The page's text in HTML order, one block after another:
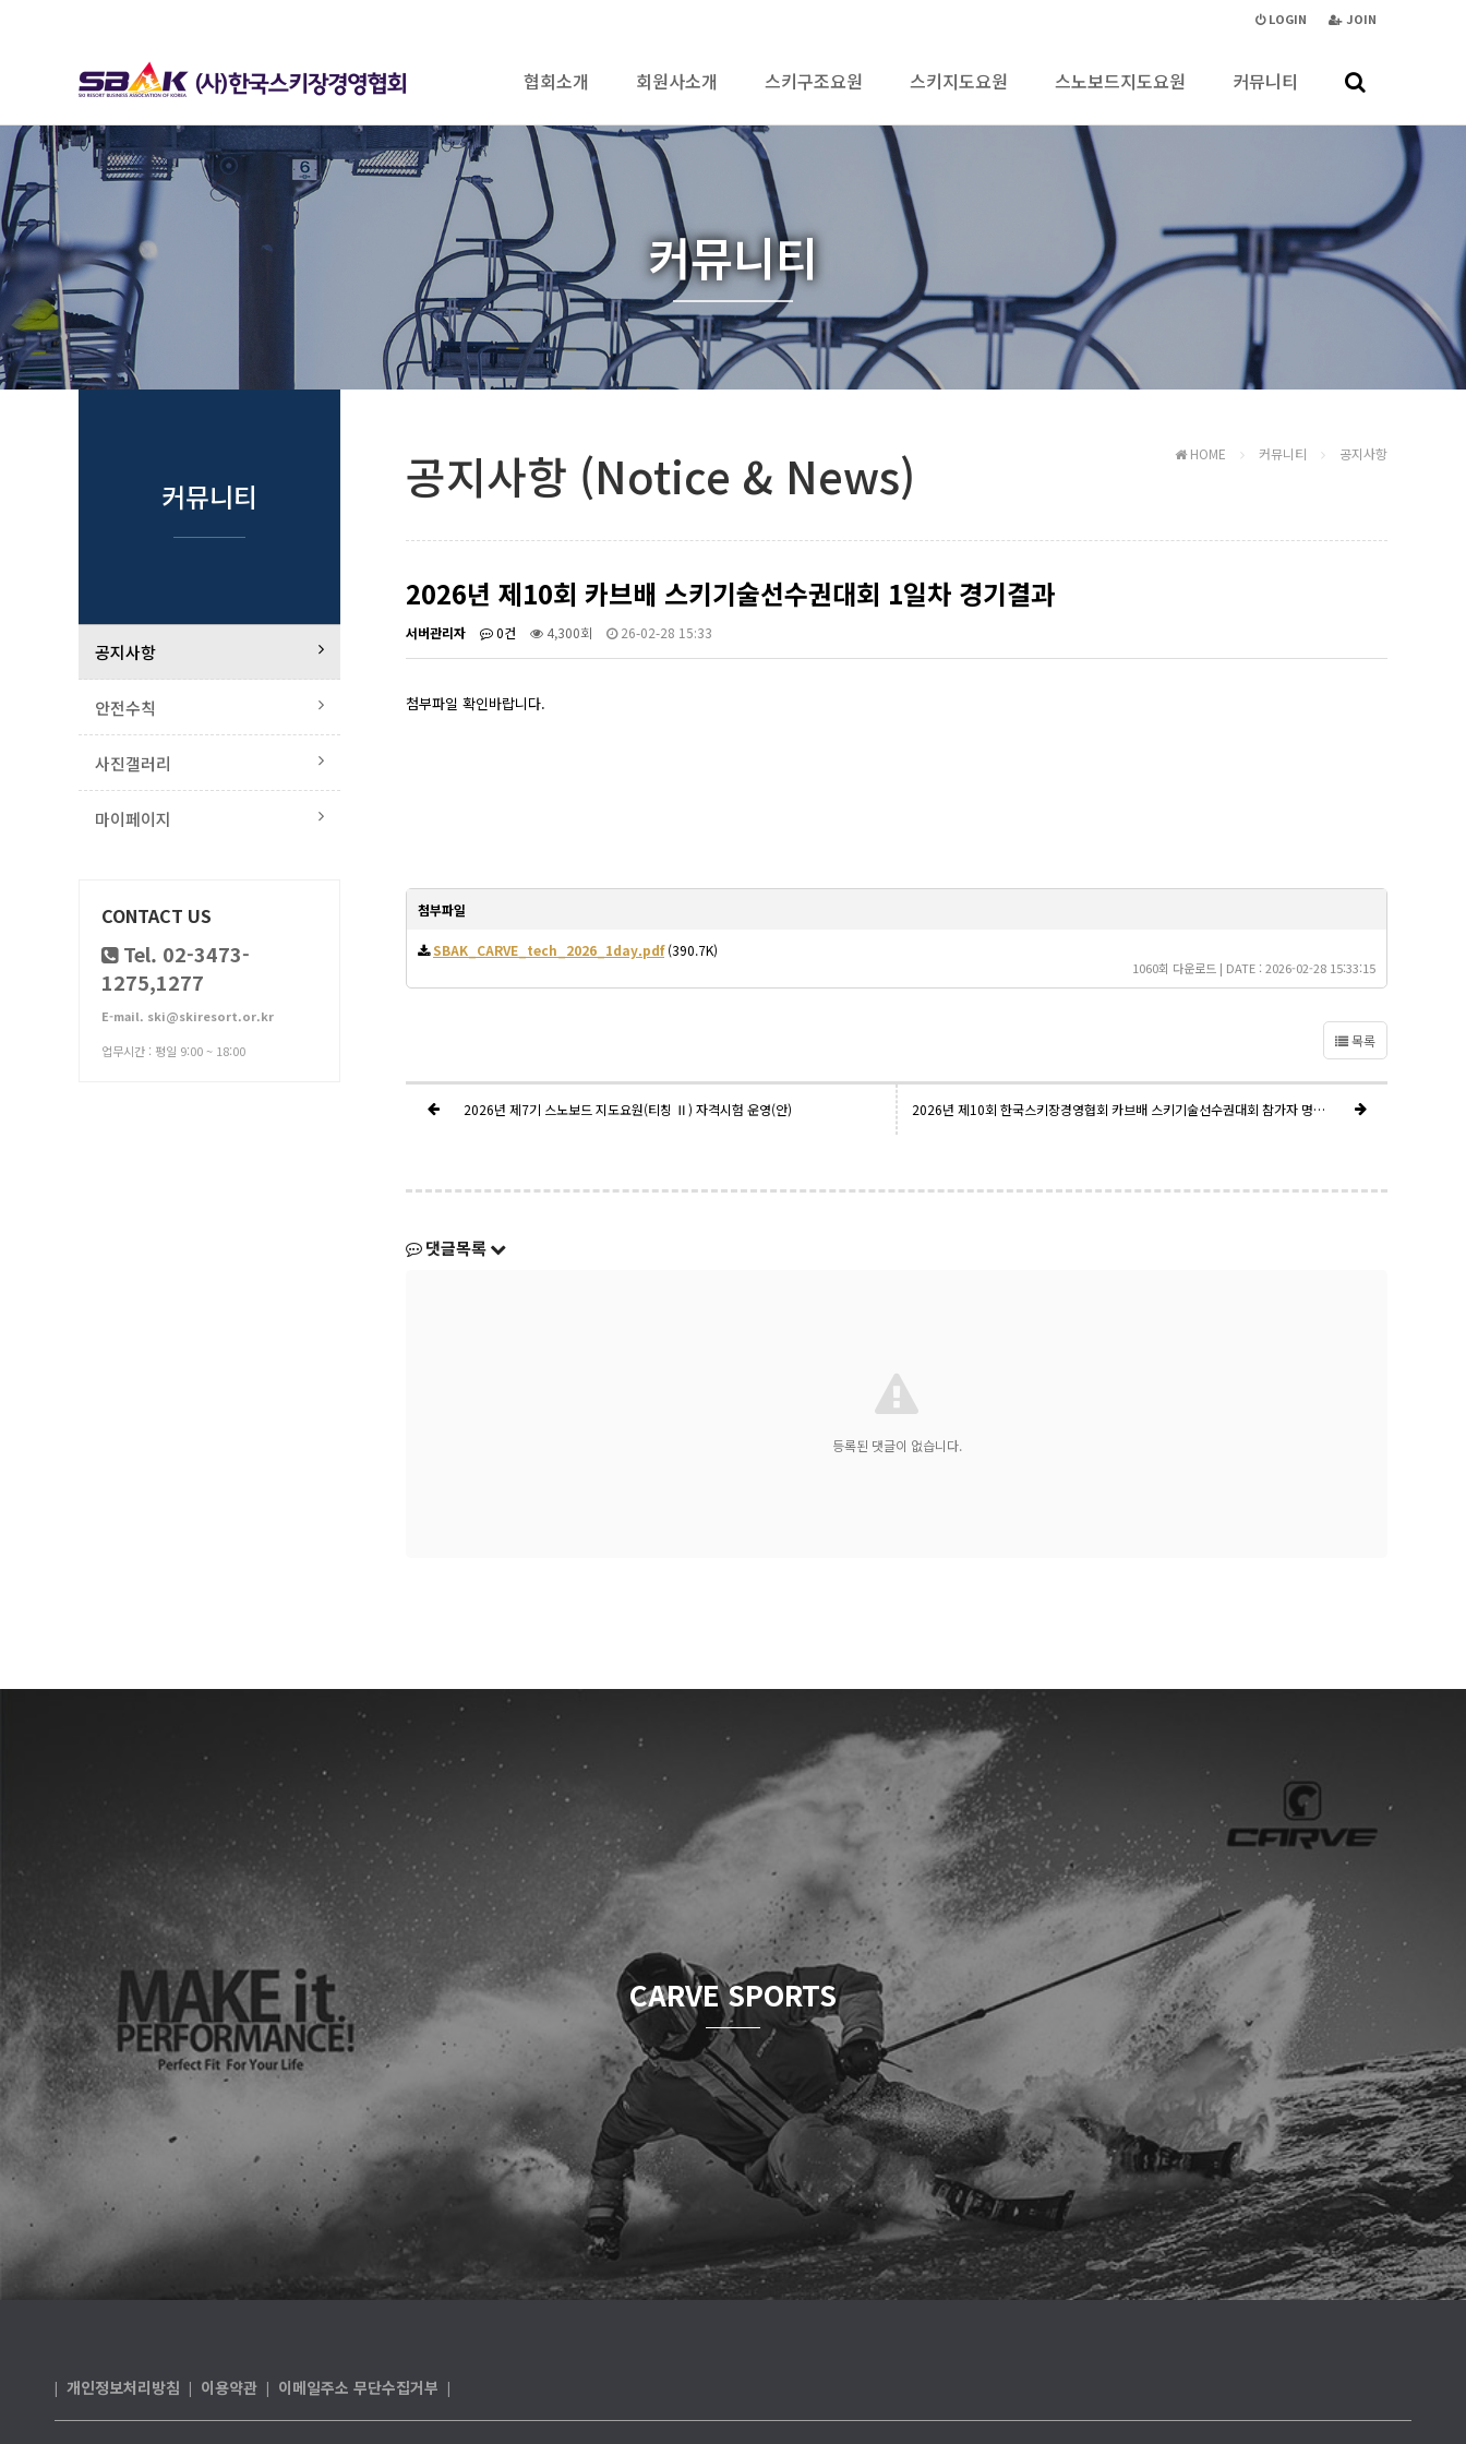
JOIN
LOGIN
협회소개 회원사소개 스키구조요원 스키지도요원 스노보드지도요원
하위분류
커뮤니티
하위분류
커뮤니티
공지사항 (Notice & News) HOME 커뮤니티 공지사항
2026년 제10회 카브배 스키기술선수권대회 1일차 경기결과
서버관리자 0건 4,300회 26-02-28 15:33
첨부파일 확인바랍니다.
첨부파일
SBAK_CARVE_tech_2026_1day.pdf(390.7K)
1060회 다운로드 | DATE : 2026-02-28 15:33:15
목록
2026년 제7기 스노보드 지도요원(티칭 Ⅱ) 자격시험 운영(안) 2026년 제10회 한국스키장경영협회 카브배 스키기술선수권대회 참가자 명단(조구분)
댓글목록
등록된 댓글이 없습니다.
커뮤니티
공지사항
안전수칙
사진갤러리
마이페이지
CONTACT US
Tel. 02-3473-
1275,1277
E-mail. ski@skiresort.or.kr
업무시간 : 평일 9:00 ~ 18:00
CARVE SPORTS
| 개인정보처리방침 | 이용약관 | 이메일주소 무단수집거부 |